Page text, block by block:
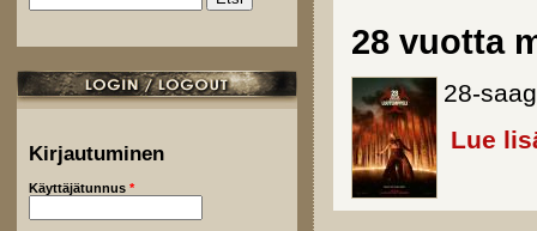
Hakulomake
Kirjautuminen
Käyttäjätunnus *
28 vuotta
28-
Lue